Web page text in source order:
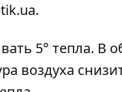
.
5° тепла. В
воздуха